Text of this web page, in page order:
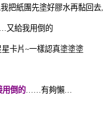
我把紙團先塗好膠水再黏回去
又給我用倒的
卡片~一樣認真塗塗塗
用倒的 有夠懶